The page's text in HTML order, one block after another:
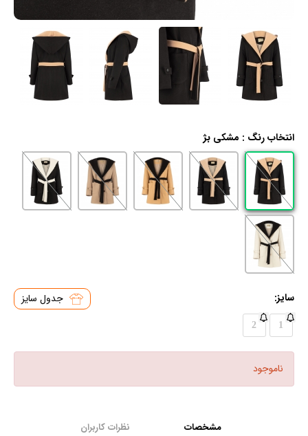
انتخاب رنگ : مشکی بژ
سایز: جدول سایز
1
2
ناموجود
مشخصات نظرات کاربران